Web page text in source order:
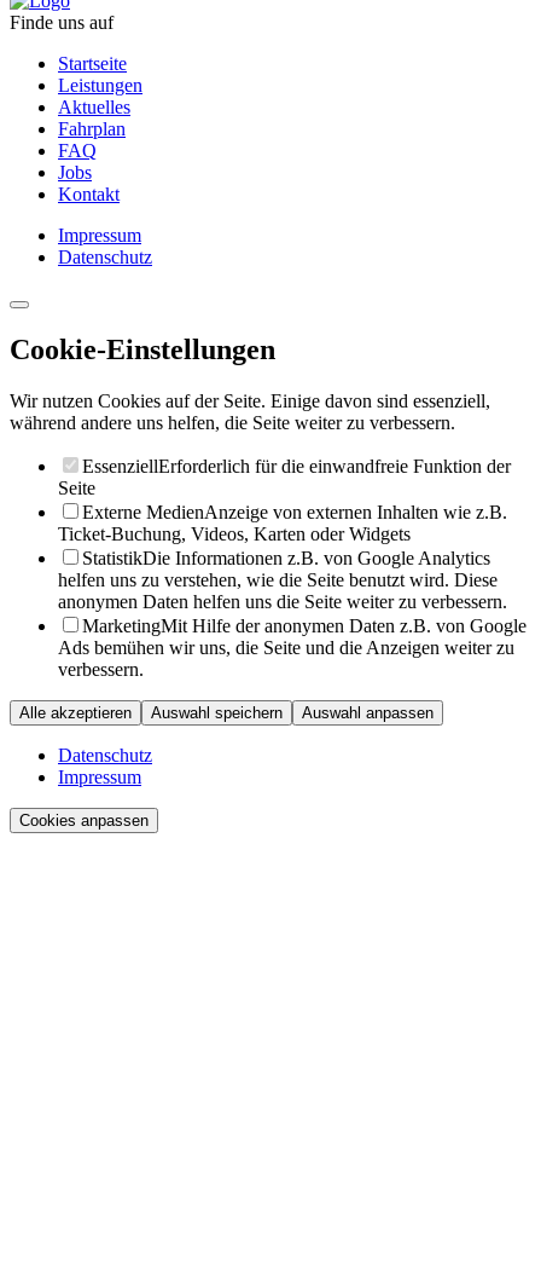
Finde uns auf
Startseite
Leistungen
Aktuelles
Fahrplan
FAQ
Jobs
Kontakt
Impressum
Datenschutz
Cookie-Einstellungen
Wir nutzen Cookies auf der Seite. Einige davon sind essenziell,
während andere uns helfen, die Seite weiter zu verbessern.
EssenziellErforderlich für die einwandfreie Funktion der
Seite
Externe MedienAnzeige von externen Inhalten wie z.B.
Ticket-Buchung, Videos, Karten oder Widgets
StatistikDie Informationen z.B. von Google Analytics
helfen uns zu verstehen, wie die Seite benutzt wird. Diese
anonymen Daten helfen uns die Seite weiter zu verbessern.
MarketingMit Hilfe der anonymen Daten z.B. von Google
Ads bemühen wir uns, die Seite und die Anzeigen weiter zu
verbessern.
Alle akzeptieren Auswahl speichern Auswahl anpassen
Datenschutz
Impressum
Cookies anpassen